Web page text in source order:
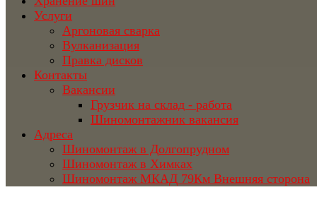
Услуги
Аргоновая сварка
Вулканизация
Правка дисков
Контакты
Вакансии
Грузчик на склад - работа
Шиномонтажник вакансия
Адреса
Шиномонтаж в Долгопрудном
Шиномонтаж в Химках
Шиномонтаж МКАД 79Км Внешняя сторона